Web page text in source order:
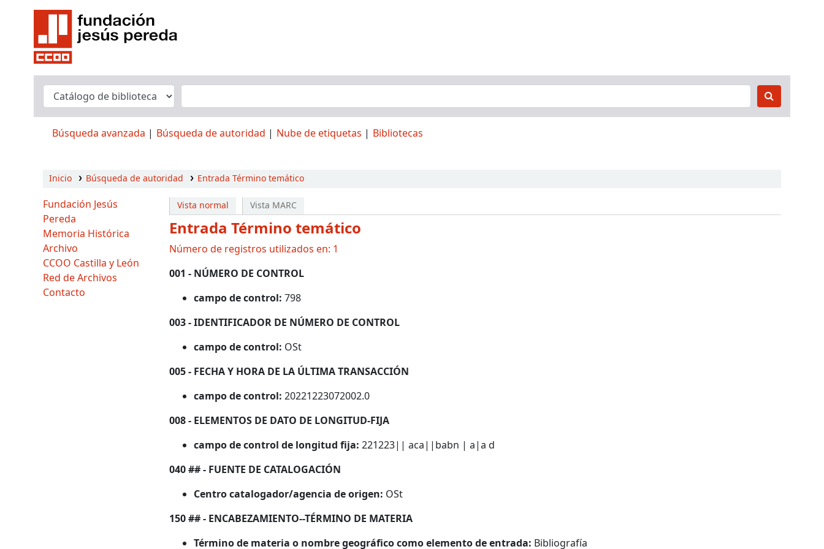
Búsqueda avanzada Búsqueda de autoridad Nube de etiquetas Bibliotecas
Inicio Búsqueda de autoridad Entrada Término temático
Fundación Jesús
Pereda
Memoria Histórica
Archivo
CCOO Castilla y León
Red de Archivos
Contacto
Vista normal Vista MARC
Entrada Término temático
Número de registros utilizados en: 1
001 - NÚMERO DE CONTROL
campo de control: 798
003 - IDENTIFICADOR DE NÚMERO DE CONTROL
campo de control: OSt
005 - FECHA Y HORA DE LA ÚLTIMA TRANSACCIÓN
campo de control: 20221223072002.0
008 - ELEMENTOS DE DATO DE LONGITUD-FIJA
campo de control de longitud fija: 221223|| aca||babn | a|a d
040 ## - FUENTE DE CATALOGACIÓN
Centro catalogador/agencia de origen: OSt
150 ## - ENCABEZAMIENTO--TÉRMINO DE MATERIA
Término de materia o nombre geográfico como elemento de entrada: Bibliografía